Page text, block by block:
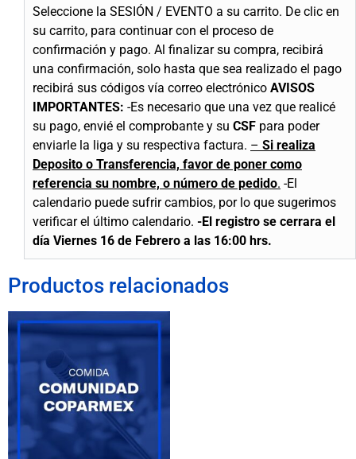
Seleccione la SESIÓN / EVENTO a su carrito. De clic en
su carrito, para continuar con el proceso de
confirmación y pago. Al finalizar su compra, recibirá
una confirmación, solo hasta que sea realizado el pago
recibirá sus códigos vía correo electrónico AVISOS
IMPORTANTES: -Es necesario que una vez que realicé
su pago, envié el comprobante y su CSF para poder
enviarle la liga y su respectiva factura. – Si realiza
Deposito o Transferencia, favor de poner como
referencia su nombre, o número de pedido. -El
calendario puede sufrir cambios, por lo que sugerimos
verificar el último calendario. -El registro se cerrara el
día Viernes 16 de Febrero a las 16:00 hrs.
Productos relacionados